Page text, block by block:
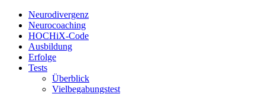
Neurodivergenz
Neurocoaching
HOCHiX-Code
Ausbildung
Erfolge
Tests
Überblick
Vielbegabungstest